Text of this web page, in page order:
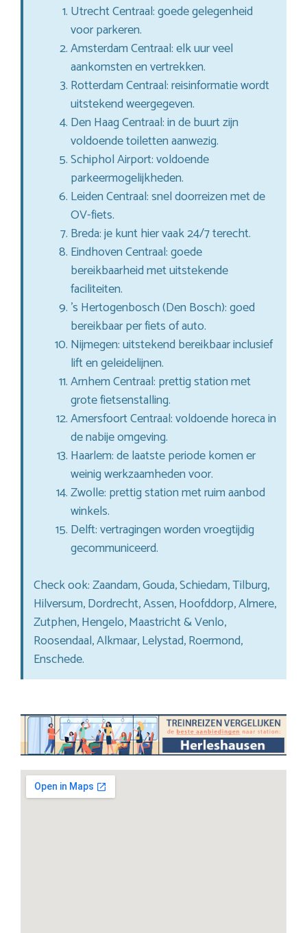
Utrecht Centraal: goede gelegenheid
voor parkeren.
Amsterdam Centraal: elk uur veel
aankomsten en vertrekken.
Rotterdam Centraal: reisinformatie wordt
uitstekend weergegeven.
Den Haag Centraal: in de buurt zijn
voldoende toiletten aanwezig.
Schiphol Airport: voldoende
parkeermogelijkheden.
Leiden Centraal: snel doorreizen met de
OV-fiets.
Breda: je kunt hier vaak 24/7 terecht.
Eindhoven Centraal: goede
bereikbaarheid met uitstekende
faciliteiten.
’s Hertogenbosch (Den Bosch): goed
bereikbaar per fiets of auto.
Nijmegen: uitstekend bereikbaar inclusief
lift en geleidelijnen.
Arnhem Centraal: prettig station met
grote fietsenstalling.
Amersfoort Centraal: voldoende horeca in
de nabije omgeving.
Haarlem: de laatste periode komen er
weinig werkzaamheden voor.
Zwolle: prettig station met ruim aanbod
winkels.
Delft: vertragingen worden vroegtijdig
gecommuniceerd.
Check ook: Zaandam, Gouda, Schiedam, Tilburg,
Hilversum, Dordrecht, Assen, Hoofddorp, Almere,
Zutphen, Hengelo, Maastricht & Venlo,
Roosendaal, Alkmaar, Lelystad, Roermond,
Enschede.